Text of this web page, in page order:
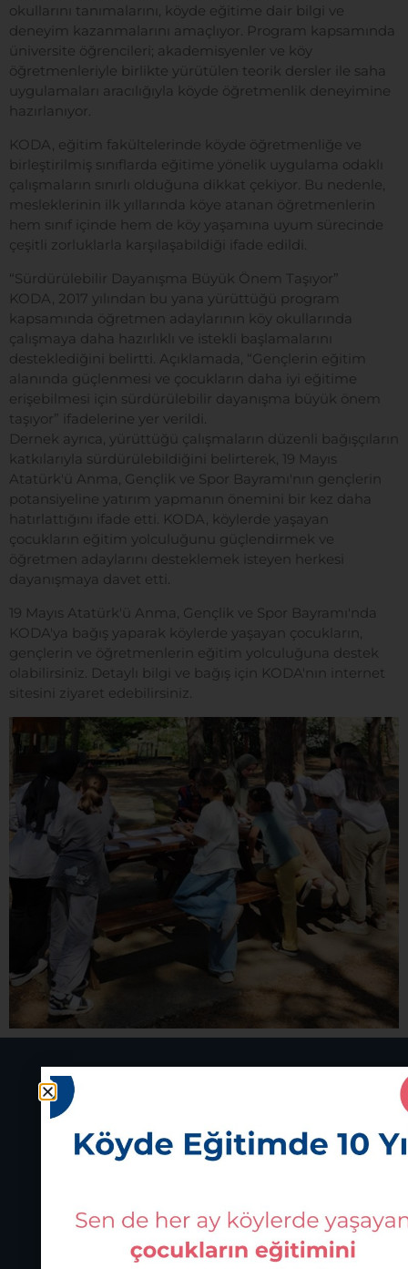
okullarını tanımalarını, köyde eğitime dair bilgi ve
deneyim kazanmalarını amaçlıyor. Program kapsamında
üniversite öğrencileri; akademisyenler ve köy
öğretmenleriyle birlikte yürütülen teorik dersler ile saha
uygulamaları aracılığıyla köyde öğretmenlik deneyimine
hazırlanıyor.
KODA, eğitim fakültelerinde köyde öğretmenliğe ve
birleştirilmiş sınıflarda eğitime yönelik uygulama odaklı
çalışmaların sınırlı olduğuna dikkat çekiyor. Bu nedenle,
mesleklerinin ilk yıllarında köye atanan öğretmenlerin
hem sınıf içinde hem de köy yaşamına uyum sürecinde
çeşitli zorluklarla karşılaşabildiği ifade edildi.
“Sürdürülebilir Dayanışma Büyük Önem Taşıyor”
KODA, 2017 yılından bu yana yürüttüğü program
kapsamında öğretmen adaylarının köy okullarında
çalışmaya daha hazırlıklı ve istekli başlamalarını
desteklediğini belirtti. Açıklamada, “Gençlerin eğitim
alanında güçlenmesi ve çocukların daha iyi eğitime
erişebilmesi için sürdürülebilir dayanışma büyük önem
taşıyor” ifadelerine yer verildi.
Dernek ayrıca, yürüttüğü çalışmaların düzenli bağışçıların
katkılarıyla sürdürülebildiğini belirterek, 19 Mayıs
Atatürk'ü Anma, Gençlik ve Spor Bayramı'nın gençlerin
potansiyeline yatırım yapmanın önemini bir kez daha
hatırlattığını ifade etti. KODA, köylerde yaşayan
çocukların eğitim yolculuğunu güçlendirmek ve
öğretmen adaylarını desteklemek isteyen herkesi
dayanışmaya davet etti.
19 Mayıs Atatürk'ü Anma, Gençlik ve Spor Bayramı'nda
KODA'ya bağış yaparak köylerde yaşayan çocukların,
gençlerin ve öğretmenlerin eğitim yolculuğuna destek
olabilirsiniz. Detaylı bilgi ve bağış için KODA'nın internet
sitesini ziyaret edebilirsiniz.
bilgi@kodegisim.org